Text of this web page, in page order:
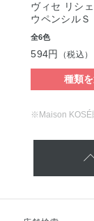
ヴィセ リシ
ウペンシルＳ
全6色
594円 （税込
種類
※Maison KOSÉ